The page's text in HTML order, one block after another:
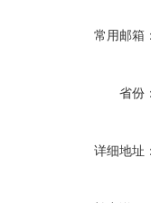
常用邮箱
省份
详细地址